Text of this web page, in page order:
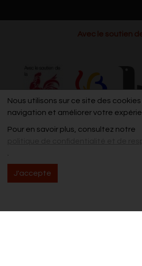
Nous utilisons sur ce site des
navigation et améliorer votre
Pour en savoir plus, consultez notre
J'accepte
Avec le soutien